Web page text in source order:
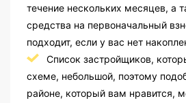
течение нескольких месяцев, а
средства на первоначальный
подходит, если у вас нет
Список застройщиков,
схеме, небольшой, поэтому
районе, который вам нравится,